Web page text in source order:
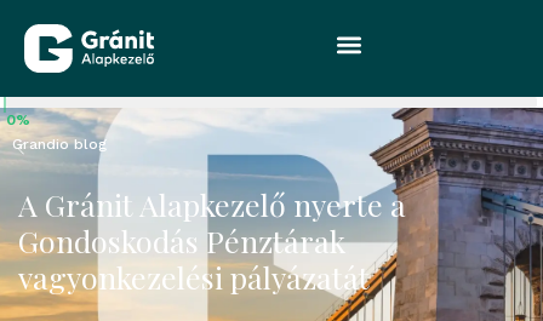
Grandio blog
A Gránit Alapkezelő nyerte a
Gondoskodás Pénztárak
vagyonkezelési pályázatát
0%